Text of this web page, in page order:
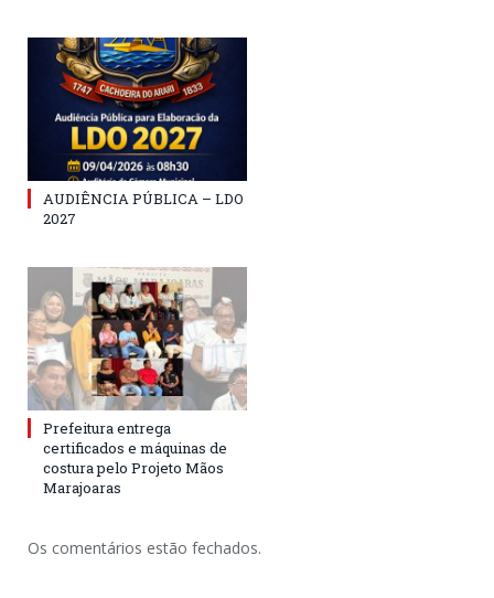
AUDIÊNCIA PÚBLICA – LDO
2027
Prefeitura entrega
certificados e máquinas de
costura pelo Projeto Mãos
Marajoaras
Os comentários estão fechados.